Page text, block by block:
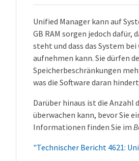
Unified Manager kann auf
GB RAM sorgen jedoch
steht und dass das System
aufnehmen kann. Sie dürfen
Speicherbeschränkungen
was die Software daran
Darüber hinaus ist die Anzahl
überwachen kann, bevor Sie
Informationen finden Sie im
"Technischer Bericht 4621: